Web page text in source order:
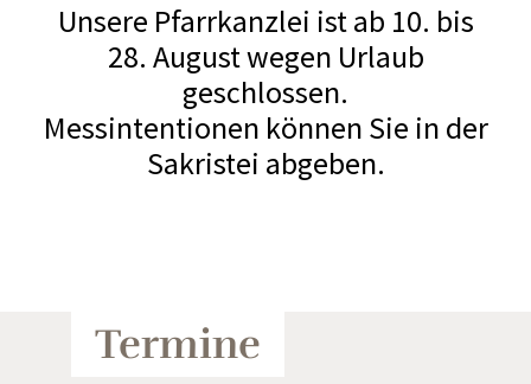
Unsere Pfarrkanzlei ist ab 10. bis
28. August wegen Urlaub
geschlossen.
Messintentionen können Sie in der
Sakristei abgeben.
Termine